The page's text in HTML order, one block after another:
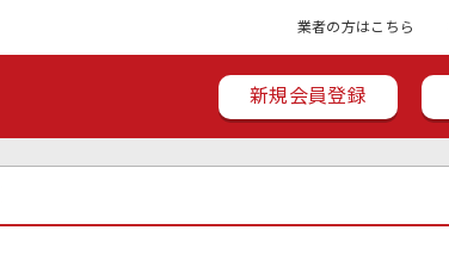
業者の方はこちら
新規会員登録